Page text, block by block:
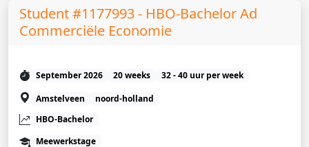
Student #1177993 - HBO-Bachelor Ad
Commerciële Economie
September 2026 20 weeks
32 - 40 uur per week
Amstelveen
noord-holland
HBO-Bachelor
Meewerkstage